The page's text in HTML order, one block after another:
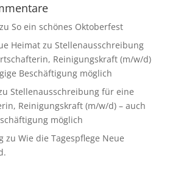
So ein schönes Oktoberfest
Heimatzu Stellenausschreibung
Reinigungskraft (m/w/d)
Beschäftigung möglich
Stellenausschreibung für eine
Reinigungskraft (m/w/d) – auch
möglich
zu Wie die Tagespflege Neue